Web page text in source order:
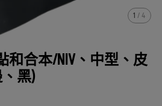
1 / 4
和合本/NIV、中型、皮
黑)